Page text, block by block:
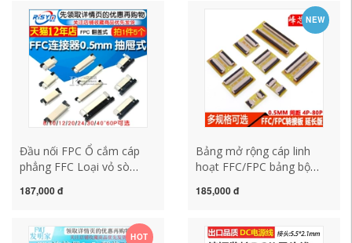
Đầu nối FPC Ổ cắm cáp
phẳng FFC Loại vỏ sò
8/10/20/24/40~60P
187,000 đ
NEW
Bảng mở rộng cáp linh
hoạt FFC/FPC bảng bộ
0,5MM
185,000 đ
HOT